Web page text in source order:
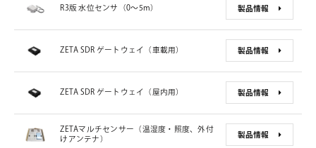
R3版 水位センサ（0〜5m） 製品情報
ZETA SDR ゲートウェイ（車載用） 製品情報
ZETA SDR ゲートウェイ（屋内用） 製品情報
ZETAマルチセンサー（温湿度・照度、外付
けアンテナ）
製品情報